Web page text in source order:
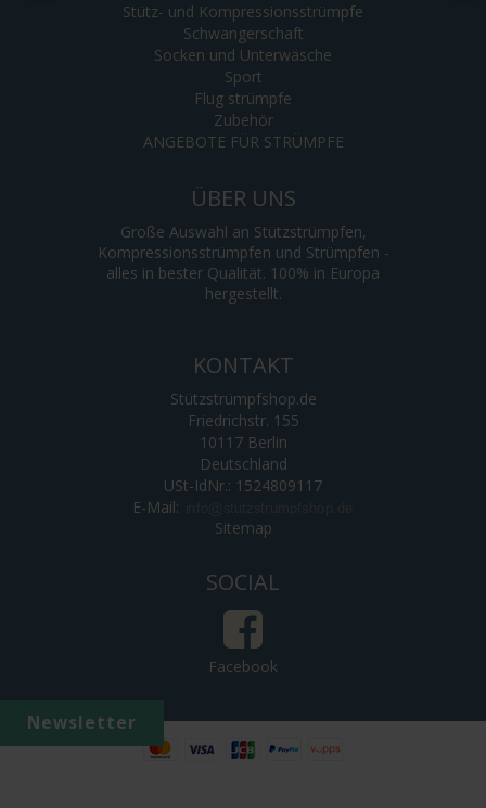
Newsletter
Stütz- und Kompressionsstrümpfe
Schwangerschaft
Socken und Unterwäsche
Sport
Flug strümpfe
Zubehör
ANGEBOTE FÜR STRÜMPFE
ÜBER UNS
Große Auswahl an Stützstrümpfen,
Kompressionsstrümpfen und Strümpfen -
alles in bester Qualität. 100% in Europa
hergestellt.
KONTAKT
Stützstrümpfshop.de
Friedrichstr. 155
10117 Berlin
Deutschland
USt-IdNr.: 1524809117
E-Mail:
Sitemap
SOCIAL
Facebook